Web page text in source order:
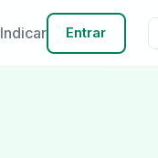
Indicar Entrar